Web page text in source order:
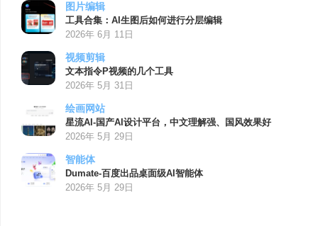
图片编辑
工具合集：AI生图后如何进行分层编辑
2026年 6月 11日
视频剪辑
文本指令P视频的几个工具
2026年 5月 31日
绘画网站
星流AI-国产AI设计平台，中文理解强、国风效果好
2026年 5月 29日
智能体
Dumate-百度出品桌面级AI智能体
2026年 5月 29日